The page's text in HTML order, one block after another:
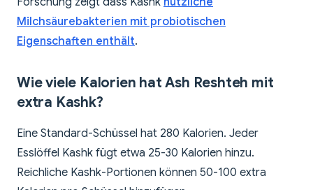
Milchsäurebakterien mit probiotischen
Eigenschaften enthält.
Wie viele Kalorien hat Ash Reshteh mit
extra Kashk?
Eine Standard-Schüssel hat 280 Kalorien. Jeder
Esslöffel Kashk fügt etwa 25-30 Kalorien hinzu.
Reichliche Kashk-Portionen können 50-100 extra